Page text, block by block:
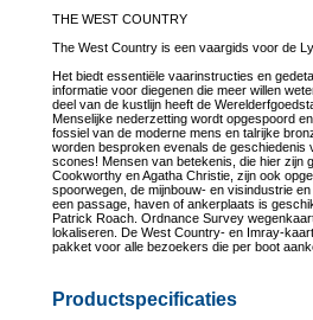
THE WEST COUNTRY
The West Country is een vaargids voor de
Het biedt essentiële vaarinstructies en
informatie voor diegenen die meer willen
deel van de kustlijn heeft de
Menselijke nederzetting wordt opgespoord
fossiel van de moderne mens en talrijke
worden besproken evenals de
scones! Mensen van betekenis, die hier zijn
Cookworthy en Agatha Christie, zijn ook
spoorwegen, de mijnbouw- en visindustrie
een passage, haven of ankerplaats is
Patrick Roach. Ordnance Survey
lokaliseren. De West Country- en Imray-
pakket voor alle bezoekers die per boot
Productspecificaties